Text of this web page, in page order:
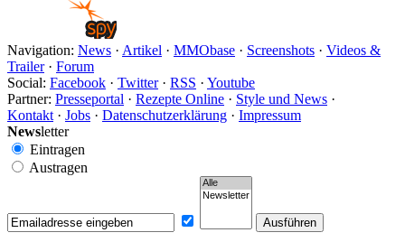
Navigation: News · Artikel · MMObase · Screenshots · Videos &
Trailer· Forum
Social: Facebook · Twitter· RSS · Youtube
Partner: Presseportal · Rezepte Online · Style und News ·
Kontakt · Jobs · Datenschutzerklärung · Impressum
Newsletter
Eintragen
Austragen